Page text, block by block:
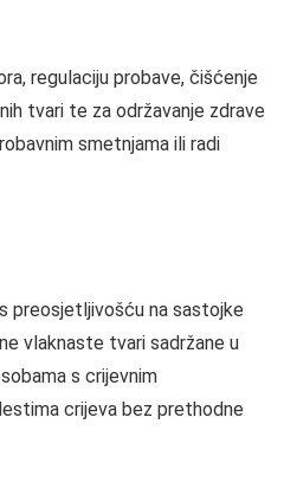
regulaciju probave, čišćenje
tvari te za održavanje zdrave
smetnjama ili radi
preosjetljivošću na sastojke
vlaknaste tvari sadržane u
s crijevnim
crijeva bez prethodne